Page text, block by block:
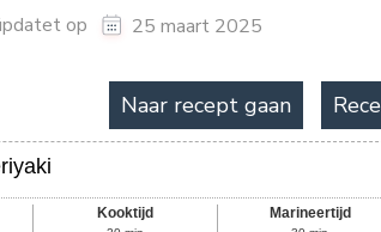
op 25 maart 2025
Naar recept gaan
Kooktijd Marineertijd